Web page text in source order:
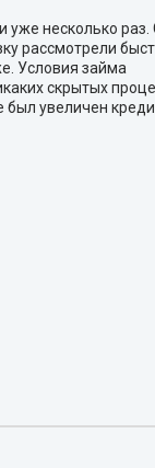
уже несколько раз.
рассмотрели
Условия займа
скрытых
был увеличен